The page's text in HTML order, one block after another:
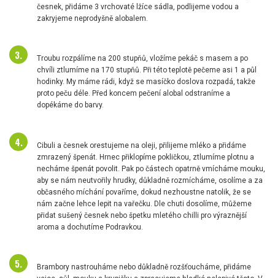
česnek, přidáme 3 vrchovaté lžíce sádla, podlijeme vodou a
zakryjeme neprodyšně alobalem.
Troubu rozpálíme na 200 stupňů, vložíme pekáč s masem a po
chvíli ztlumíme na 170 stupňů. Při této teplotě pečeme asi 1 a půl
hodinky. My máme rádi, když se masíčko doslova rozpadá, takže
proto peču déle. Před koncem pečení alobal odstraníme a
dopékáme do barvy.
Cibuli a česnek orestujeme na oleji, přilijeme mléko a přidáme
zmrazený špenát. Hrnec přiklopíme pokličkou, ztlumíme plotnu a
necháme špenát povolit. Pak po částech opatrně vmícháme mouku,
aby se nám neutvořily hrudky, důkladně rozmícháme, osolíme a za
občasného míchání povaříme, dokud nezhoustne natolik, že se
nám začne lehce lepit na vařečku. Dle chuti dosolíme, můžeme
přidat sušený česnek nebo špetku mletého chilli pro výraznější
aroma a dochutíme Podravkou.
Brambory nastrouháme nebo důkladně rozšťoucháme, přidáme